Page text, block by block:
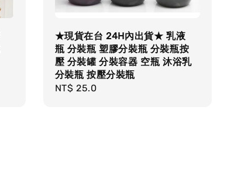
★現貨在台 24H內出貨★ 乳液
瓶 分裝瓶 塑膠分裝瓶 分裝瓶按
壓 分裝罐 分裝容器 空瓶 沐浴乳
分裝瓶 按壓分裝瓶
Regular
NT$ 25.0